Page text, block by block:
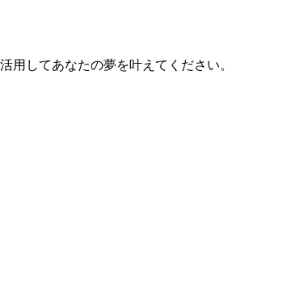
用してあなたの夢を叶えてください。